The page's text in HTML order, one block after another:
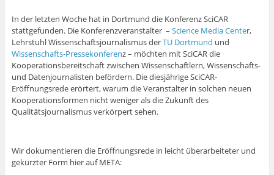
In der letzten Woche hat in Dortmund die Konferenz SciCAR
stattgefunden. Die Konferenzveranstalter – Science Media Center,
Lehrstuhl Wissenschaftsjournalismus derTU Dortmund und
Wissenschafts-Pressekonferenz – möchten mit SciCAR die
Kooperationsbereitschaft zwischen Wissenschaftlern, Wissenschafts-
und Datenjournalisten befördern. Die diesjährige SciCAR-
Eröffnungsrede erörtert, warum die Veranstalter in solchen neuen
Kooperationsformen nicht weniger als die Zukunft des
Qualitätsjournalismus verkörpert sehen.
Wir dokumentieren die Eröffnungsrede in leicht überarbeiteter und
gekürzter Form hier auf META: